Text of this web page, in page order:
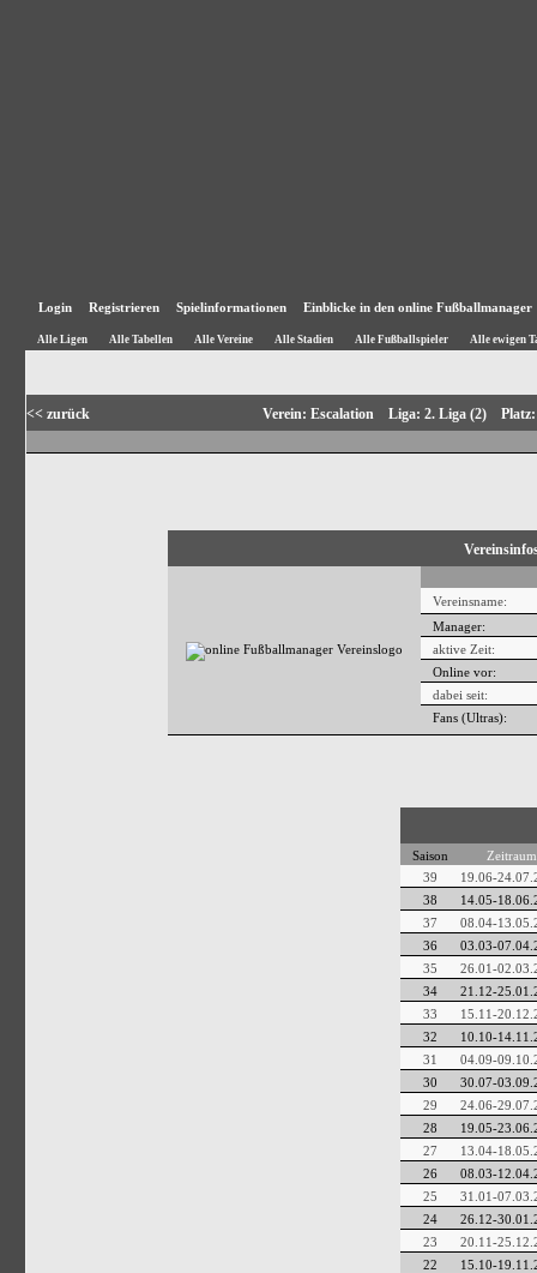
Login Registrieren Spielinformationen Einblicke in den online Fußballmanager
Alle Ligen Alle Tabellen Alle Vereine Alle Stadien Alle Fußballspieler Alle ewigen
<< zurück Verein: Escalation Liga: 2. Liga (2)
Vereinsname:
Manager:
aktive Zeit:
Online vor:
dabei seit:
Fans (Ultras):
Saison
Zeitraum
39
19.06-
38
14.05-
37
08.04-
36
03.03-
35
26.01-
34
21.12-
33
15.11-
32
10.10-
31
04.09-
30
30.07-
29
24.06-
28
19.05-
27
13.04-
26
08.03-
25
31.01-
24
26.12-
23
20.11-
22
15.10-